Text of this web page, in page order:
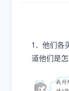
1．他们各
道他们是怎